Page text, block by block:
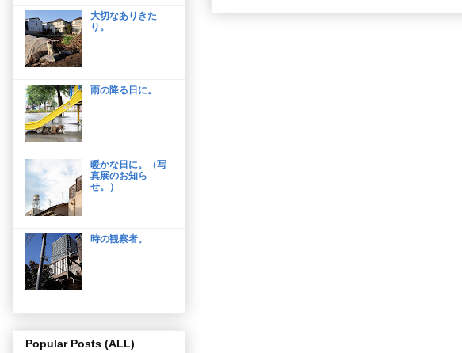
大切なありきた
り。
雨の降る日に。
暖かな日に。（写
真展のお知ら
せ。）
時の観察者。
Popular Posts (ALL)